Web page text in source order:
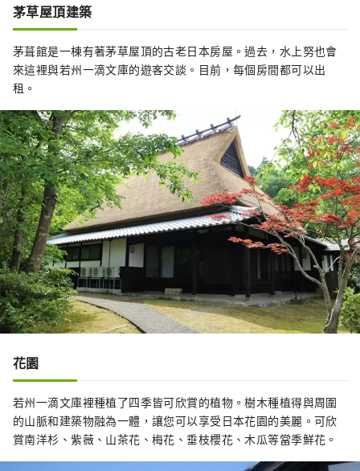
茅草屋頂建築
茅葺館是一棟有著茅草屋頂的古老日本房屋。過去，水上努也會
來這裡與若州一滴文庫的遊客交談。目前，每個房間都可以出
租。
花園
若州一滴文庫裡種植了四季皆可欣賞的植物。樹木種植得與周圍
的山脈和建築物融為一體，讓您可以享受日本花園的美麗。可欣
賞南洋杉、紫薇、山茶花、梅花、垂枝櫻花、木瓜等當季鮮花。